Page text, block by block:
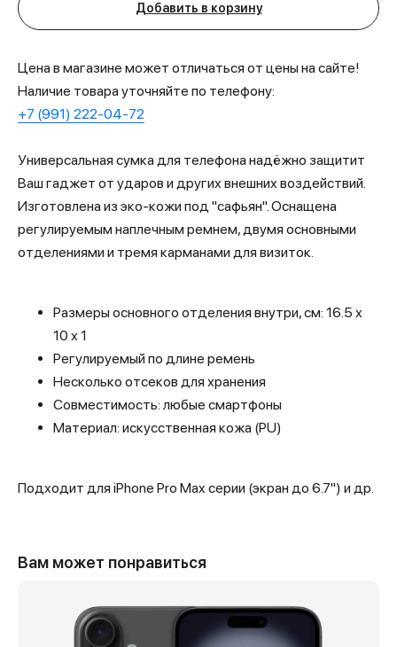
Добавить в корзину
Цена в магазине может отличаться от цены на сайте!
Наличие товара уточняйте по телефону:
+7 (991) 222-04-72
Универсальная сумка для телефона надёжно защитит
Ваш гаджет от ударов и других внешних воздействий.
Изготовлена из эко-кожи под "сафьян". Оснащена
регулируемым наплечным ремнем, двумя основными
отделениями и тремя карманами для визиток.
Размеры основного отделения внутри, см: 16.5 х
10 х 1
Регулируемый по длине ремень
Несколько отсеков для хранения
Совместимость: любые смартфоны
Материал: искусственная кожа (PU)
Подходит для iPhone Pro Max серии (экран до 6.7") и др.
Вам может понравиться